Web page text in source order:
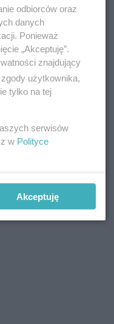
odbiorców oraz
danych
Ponieważ
„Akceptuję”.
znajdujący
użytkownika,
tylko na tej
serwisów
w Polityce
Akceptuję